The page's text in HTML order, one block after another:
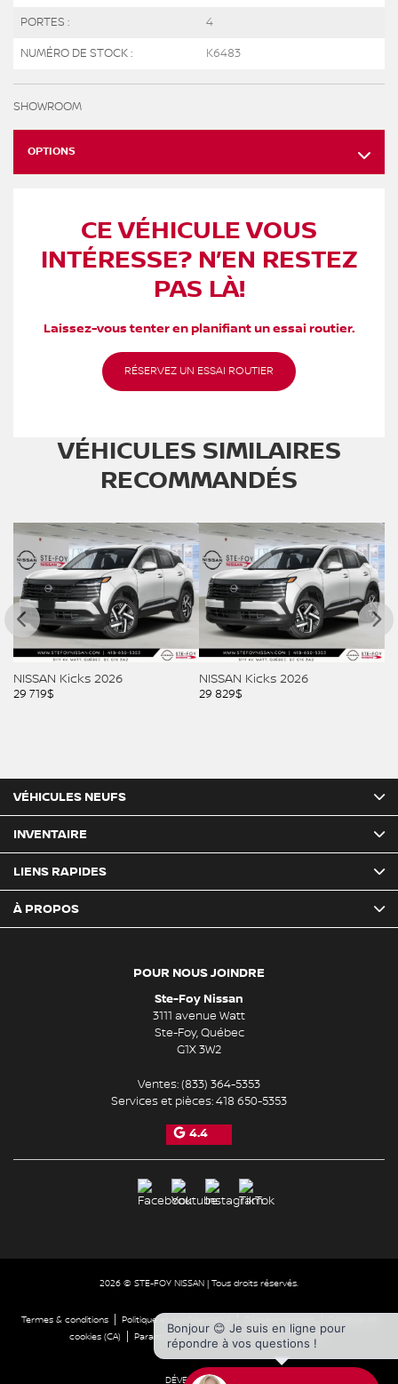
PORTES : 4
NUMÉRO DE STOCK : K6483
SHOWROOM
OPTIONS
CE VÉHICULE VOUS
INTÉRESSE? N’EN RESTEZ
PAS LÀ!
Laissez-vous tenter en planifiant un essai routier.
RÉSERVEZ UN ESSAI ROUTIER
VÉHICULES SIMILAIRES
RECOMMANDÉS
NISSAN Kicks 2026
29 719$
NISSAN Kicks 2026
29 829$
POUR NOUS JOINDRE
Ste-Foy Nissan
3111 avenue Watt
Ste-Foy,Québec
G1X 3W2
Ventes:(833) 364-5353
Services et pièces:418 650-5353
4.4
VÉHICULES NEUFS
INVENTAIRE
LIENS RAPIDES
À PROPOS
2026 © STE-FOY NISSAN | Tous droits réservés.
Termes & conditions| Politique et confidentialité
cookies (CA)
Paramétrer les cookies| Droit à la réparation
DÉVELOPPÉ PAR
Bonjour 😊 Je suis en ligne pour
répondre à vos questions !